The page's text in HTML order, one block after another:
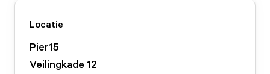
Locatie
Pier15
Veilingkade 12